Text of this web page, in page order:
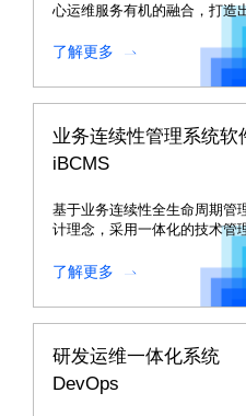
心运维服务有机的融合，打造
集“安、监、管、控、营、智”
智慧运维平台。
了解更多
业务连续性管理系统软
iBCMS
基于业务连续性全生命周期管
计理念，采用一体化的技术管
了解更多
研发运维一体化系统
DevOps